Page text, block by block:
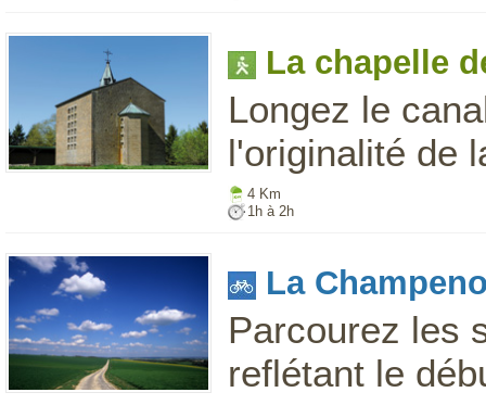
La chapelle
Longez le
l'originalité de
4 Km
1h à 2h
La
Parcourez les
reflétant le